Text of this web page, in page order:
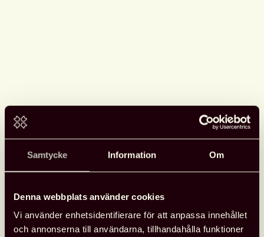
Samtycke Information Om
Denna webbplats använder cookies
Vi använder enhetsidentifierare för att anpassa innehållet
och annonserna till användarna, tillhandahålla funktioner
Se Svensk biblioteksförenings
programpunkter i Almedalen
Svensk biblioteksförening anordnade tre programpunkter
under Almedalen med fokus på biblioteksfrågor, bildning och
kultur. Samtalen spelades in och finns tillgängliga att se.